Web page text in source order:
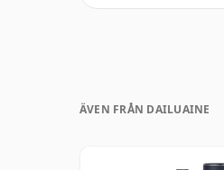
ÄVEN FRÅN DAILUAINE